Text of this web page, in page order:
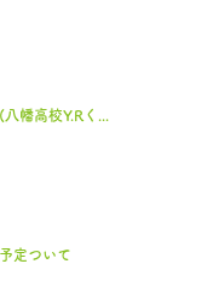
幡高校Y.Rく...
定ついて